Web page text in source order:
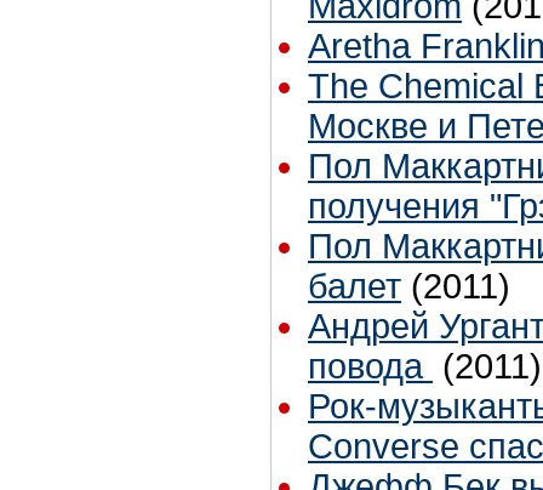
Aretha
The Chemical
Москве и
Пол
получения
Пол
балет (2011)
Андрей
повода (2011)
Рок-
Converse